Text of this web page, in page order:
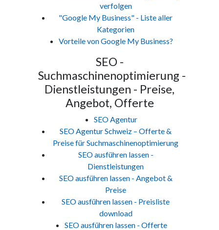
verfolgen
"Google My Business" - Liste aller
Kategorien
Vorteile von Google My Business?
SEO -
Suchmaschinenoptimierung -
Dienstleistungen - Preise,
Angebot, Offerte
SEO Agentur
SEO Agentur Schweiz – Offerte &
Preise für Suchmaschinenoptimierung
SEO ausführen lassen -
Dienstleistungen
SEO ausführen lassen - Angebot &
Preise
SEO ausführen lassen - Preisliste
download
SEO ausführen lassen - Offerte